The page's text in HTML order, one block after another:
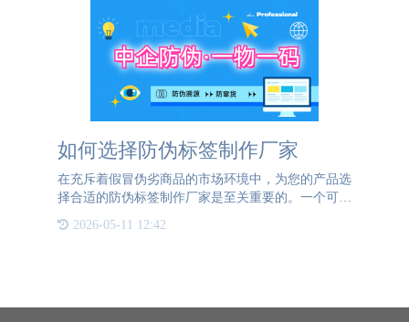
如何选择防伪标签制作厂家
在充斥着假冒伪劣商品的市场环境中，为您的产品选
择合适的防伪标签制作厂家是至关重要的。一个可靠
的防伪标签不仅能保护您的品牌不受侵犯，还能帮助
消费者轻松辨别真伪，增强品牌信任度。公海
2026-05-11 12:42